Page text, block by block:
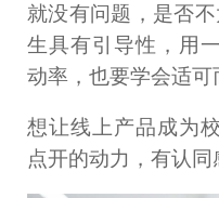
就没有问题，是否
生具有引导性，用
动率，也要学会适可
想让线上产品成为
点开的动力，有认同